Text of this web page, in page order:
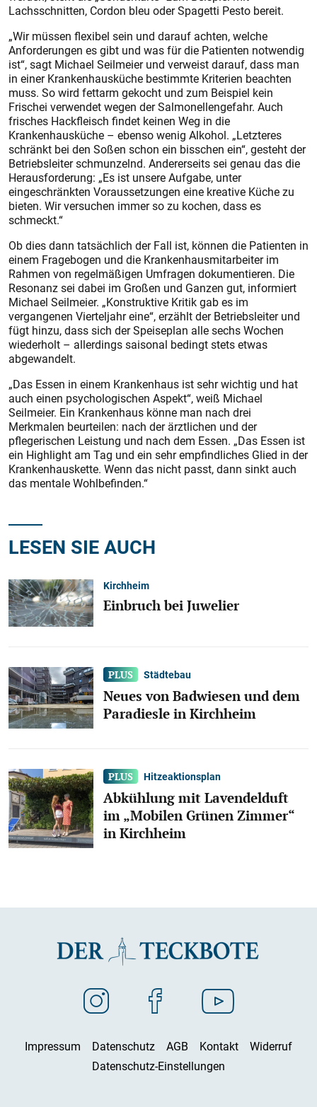
Lachsschnitten, Cordon bleu oder Spagetti Pesto bereit.
„Wir müssen flexibel sein und darauf achten, welche
Anforderungen es gibt und was für die Patienten notwendig
ist“, sagt Michael Seilmeier und verweist darauf, dass man
in einer Krankenhausküche bestimmte Kriterien beachten
muss. So wird fettarm gekocht und zum Beispiel kein
Frischei verwendet wegen der Salmonellengefahr. Auch
frisches Hackfleisch findet keinen Weg in die
Krankenhausküche – ebenso wenig Alkohol. „Letzteres
schränkt bei den Soßen schon ein bisschen ein“, gesteht der
Betriebsleiter schmunzelnd. Andererseits sei genau das die
Herausforderung: „Es ist unsere Aufgabe, unter
eingeschränkten Voraussetzungen eine kreative Küche zu
bieten. Wir versuchen immer so zu kochen, dass es
schmeckt.“
Ob dies dann tatsächlich der Fall ist, können die Patienten in
einem Fragebogen und die Krankenhausmitarbeiter im
Rahmen von regelmäßigen Umfragen dokumentieren. Die
Resonanz sei dabei im Großen und Ganzen gut, informiert
Michael Seilmeier. „Konstruktive Kritik gab es im
vergangenen Vierteljahr eine“, erzählt der Betriebsleiter und
fügt hinzu, dass sich der Speiseplan alle sechs Wochen
wiederholt – allerdings saisonal bedingt stets etwas
abgewandelt.
„Das Essen in einem Krankenhaus ist sehr wichtig und hat
auch einen psychologischen Aspekt“, weiß Michael
Seilmeier. Ein Krankenhaus könne man nach drei
Merkmalen beurteilen: nach der ärztlichen und der
pflegerischen Leistung und nach dem Essen. „Das Essen ist
ein Highlight am Tag und ein sehr empfindliches Glied in der
Krankenhauskette. Wenn das nicht passt, dann sinkt auch
das mentale Wohlbefinden.“
LESEN SIE AUCH
Kirchheim
Einbruch bei Juwelier
Städtebau
Neues von Badwiesen und dem
Paradiesle in Kirchheim
Hitzeaktionsplan
Abkühlung mit Lavendelduft
im „Mobilen Grünen Zimmer“
in Kirchheim
Impressum Datenschutz AGB Kontakt
Widerruf
Datenschutz-Einstellungen